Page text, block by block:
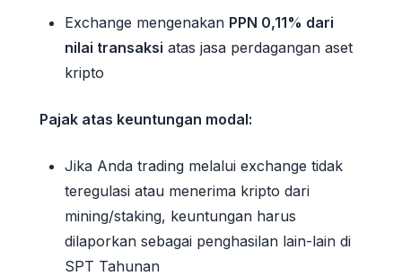
Exchange mengenakan PPN 0,11% dari
nilai transaksi atas jasa perdagangan aset
kripto
Pajak atas keuntungan modal:
Jika Anda trading melalui exchange tidak
teregulasi atau menerima kripto dari
mining/staking, keuntungan harus
dilaporkan sebagai penghasilan lain-lain di
SPT Tahunan